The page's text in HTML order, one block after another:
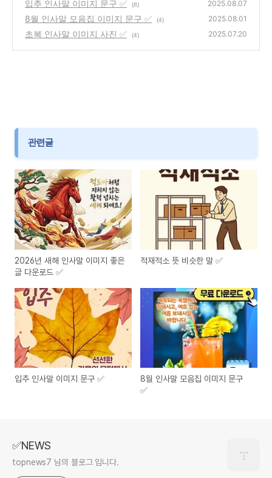
입추 인사말 이미지 문구 ✅ (8) 2025.08.07
8월 인사말 모음집 이미지 문구 ✅ (4) 2025.08.01
초복 인사말 이미지 사진 ✅ (4) 2025.07.20
관련글
2026년 새해 인사말 이미지 좋은
글 다운로드 ✅
적재적소 뜻 비슷한 말 ✅
입추 인사말 이미지 문구 ✅
8월 인사말 모음집 이미지 문구
✅
✅NEWS
topnews7 님의 블로그 입니다.